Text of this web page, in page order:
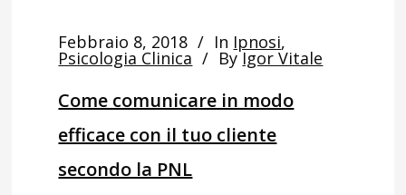
Febbraio 8, 2018 In Ipnosi,
Psicologia Clinica By Igor Vitale
Come comunicare in modo
efficace con il tuo cliente
secondo la PNL